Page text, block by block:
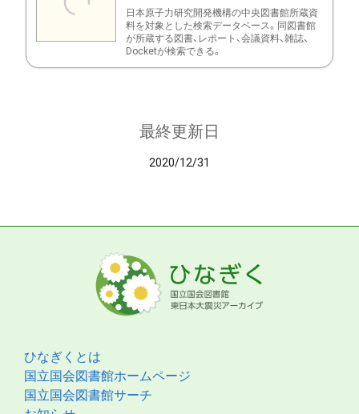
日本原子力研究開発機構の中央図書館所蔵資
料を対象とした検索データベース。同図書館
が所蔵する図書、レポート、会議資料、雑誌、
Docketが検索できる。
最終更新日
2020/12/31
ひなぎくとは
国立国会図書館ホームページ
国立国会図書館サーチ